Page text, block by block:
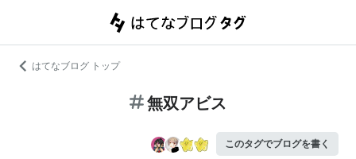
はてなブログ トップ
無双アビス
このタグでブログを書く